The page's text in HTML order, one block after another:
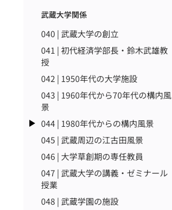
武蔵大学関係
040 | 武蔵大学の創立
041 | 初代経済学部長・鈴木武雄教
授
042 | 1950年代の大学施設
043 | 1960年代から70年代の構内風
景
044 | 1980年代からの構内風景
045 | 武蔵周辺の江古田風景
046 | 大学草創期の専任教員
047 | 武蔵大学の講義・ゼミナール
授業
048 | 武蔵学園の施設